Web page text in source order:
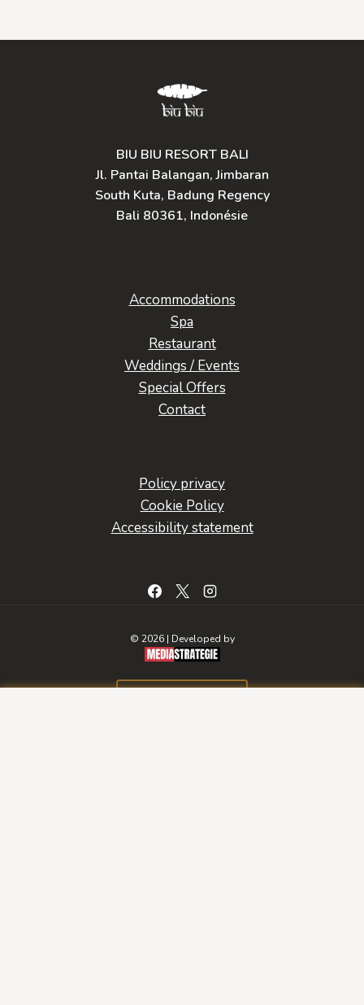
BIU BIU RESORT BALI
Jl. Pantai Balangan, Jimbaran
South Kuta, Badung Regency
Bali 80361, Indonésie
Accommodations
Spa
Restaurant
Weddings / Events
Special Offers
Contact
Policy privacy
Cookie Policy
Accessibility statement
© 2026 | Developed by